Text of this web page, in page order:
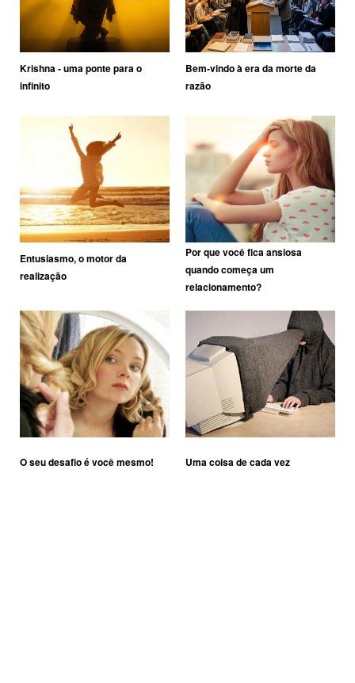
Krishna - uma ponte para o
infinito
Bem-vindo à era da morte da
razão
Entusiasmo, o motor da
realização
Por que você fica ansiosa
quando começa um
relacionamento?
O seu desafio é você mesmo! Uma coisa de cada vez